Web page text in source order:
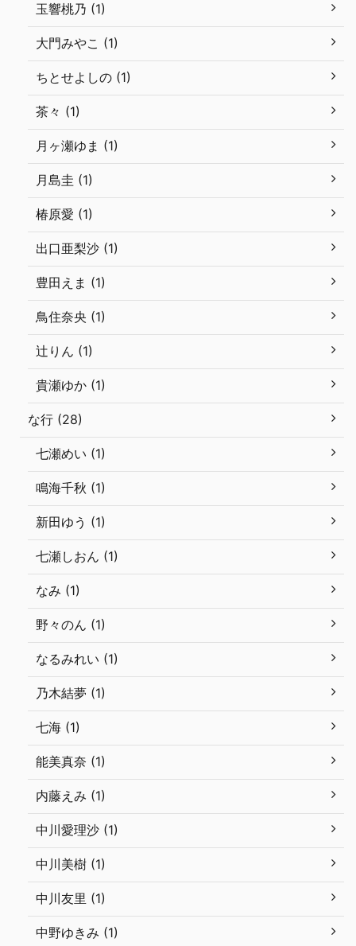
玉響桃乃 (1)
大門みやこ (1)
ちとせよしの (1)
茶々 (1)
月ヶ瀬ゆま (1)
月島圭 (1)
椿原愛 (1)
出口亜梨沙 (1)
豊田えま (1)
鳥住奈央 (1)
辻りん (1)
貴瀬ゆか (1)
な行 (28)
七瀬めい (1)
鳴海千秋 (1)
新田ゆう (1)
七瀬しおん (1)
なみ (1)
野々のん (1)
なるみれい (1)
乃木結夢 (1)
七海 (1)
能美真奈 (1)
内藤えみ (1)
中川愛理沙 (1)
中川美樹 (1)
中川友里 (1)
中野ゆきみ (1)